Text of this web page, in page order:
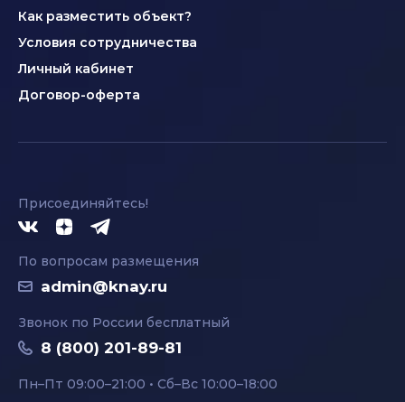
Как разместить объект?
Условия сотрудничества
Личный кабинет
Договор-оферта
Присоединяйтесь!
По вопросам размещения
admin@knay.ru
Звонок по России бесплатный
8 (800) 201-89-81
Пн–Пт 09:00–21:00 • Сб–Вс 10:00–18:00